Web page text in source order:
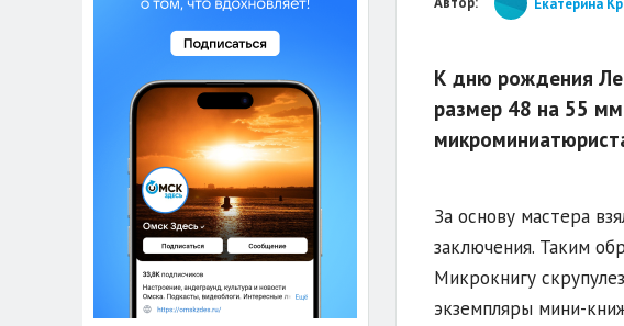
К дню рождения
размер 48 на 55
За основу мастера
заключения. Таким
Микрокнигу
экземпляры мини-